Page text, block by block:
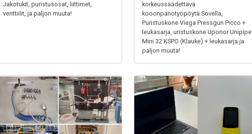
Jakotukit, puristusosat, liittimet,
venttiilit, ja paljon muuta!
korkeussäädettävä
kooonpanotyöpöytä Sovella,
Puristuskone Viega Pressgun Picco +
leukasarja, uristuskone Uponor Unipipe
Mini 32 KSPO (Klauke) + leukasarja ja
paljon muuta!